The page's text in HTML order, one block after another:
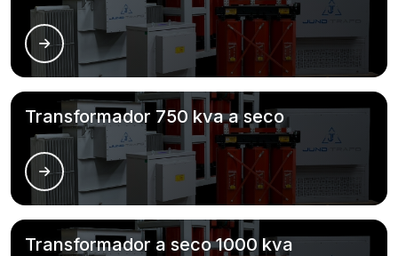
Transformador 750 kva a seco
Transformador a seco 1000 kva